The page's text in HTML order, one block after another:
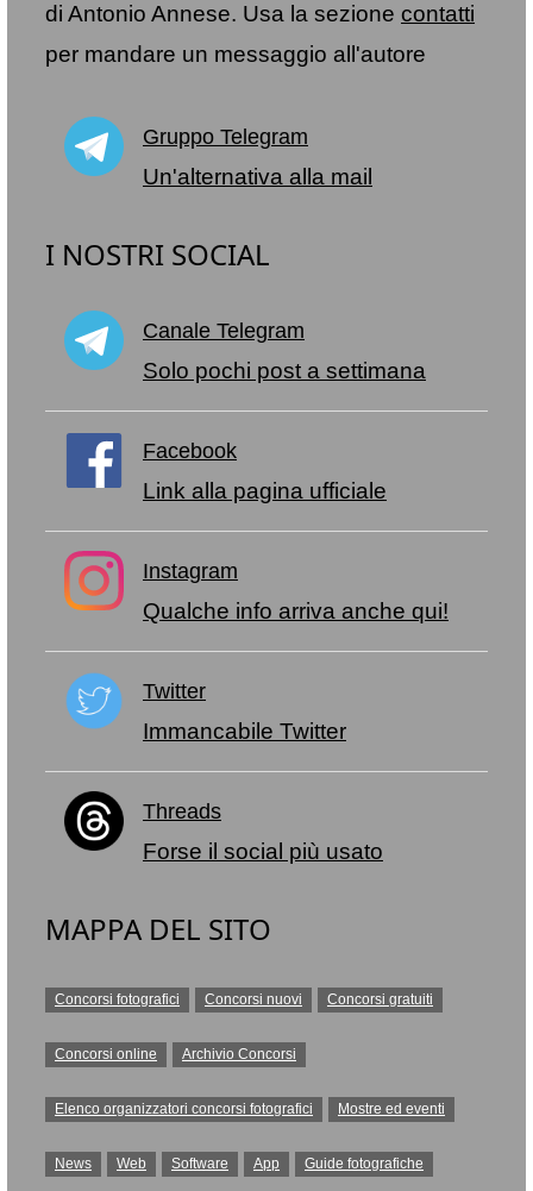
di Antonio Annese. Usa la sezione contatti
per mandare un messaggio all'autore
Gruppo Telegram
Un'alternativa alla mail
I NOSTRI SOCIAL
Canale Telegram
Solo pochi post a settimana
Facebook
Link alla pagina ufficiale
Instagram
Qualche info arriva anche qui!
Twitter
Immancabile Twitter
Threads
Forse il social più usato
MAPPA DEL SITO
Concorsi fotografici Concorsi nuovi Concorsi gratuiti
Concorsi online Archivio Concorsi
Elenco organizzatori concorsi fotografici Mostre ed eventi
News Web Software App Guide fotografiche